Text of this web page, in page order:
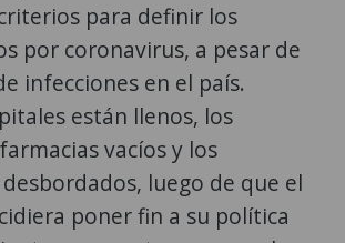
para definir los
por coronavirus, a pesar de
infecciones en el país.
están llenos, los
vacíos y los
luego de que el
poner fin a su política